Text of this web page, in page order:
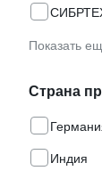
Показать
Страна
Индия